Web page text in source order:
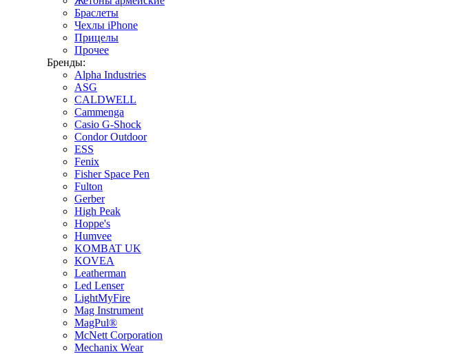
Браслеты
Чехлы iPhone
Прицелы
Прочее
Бренды:
Alpha Industries
ASG
CALDWELL
Cammenga
Casio G-Shock
Condor Outdoor
ESS
Fenix
Fisher Space Pen
Fulton
Gerber
High Peak
Hoppe's
Humvee
KOMBAT UK
KOVEA
Leatherman
Led Lenser
LightMyFire
Mag Instrument
MagPul®
McNett Corporation
Mechanix Wear